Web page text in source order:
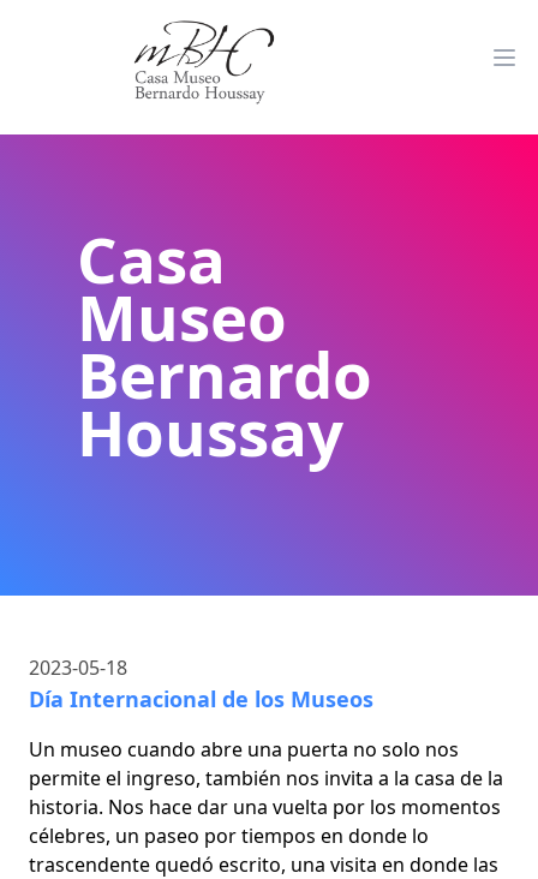
Casa
Museo
Bernardo
Houssay
2023-05-18
Día Internacional de los Museos
Un museo cuando abre una puerta no solo nos
permite el ingreso, también nos invita a la casa de la
historia. Nos hace dar una vuelta por los momentos
célebres, un paseo por tiempos en donde lo
trascendente quedó escrito, una visita en donde las